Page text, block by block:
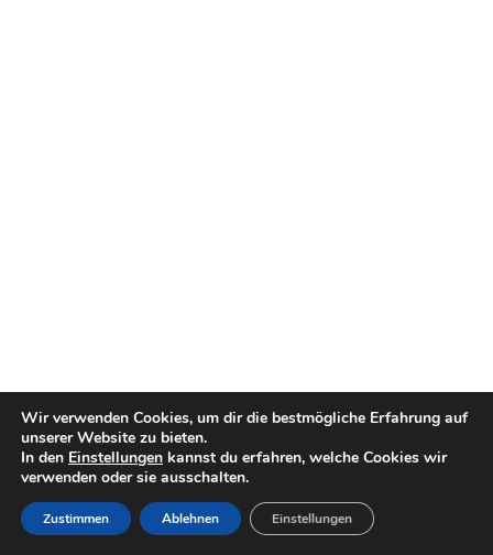
Wir verwenden Cookies, um dir die bestmögliche Erfahrung auf
unserer Website zu bieten.
In den Einstellungen kannst du erfahren, welche Cookies wir
verwenden oder sie ausschalten.
Zustimmen Ablehnen Einstellungen